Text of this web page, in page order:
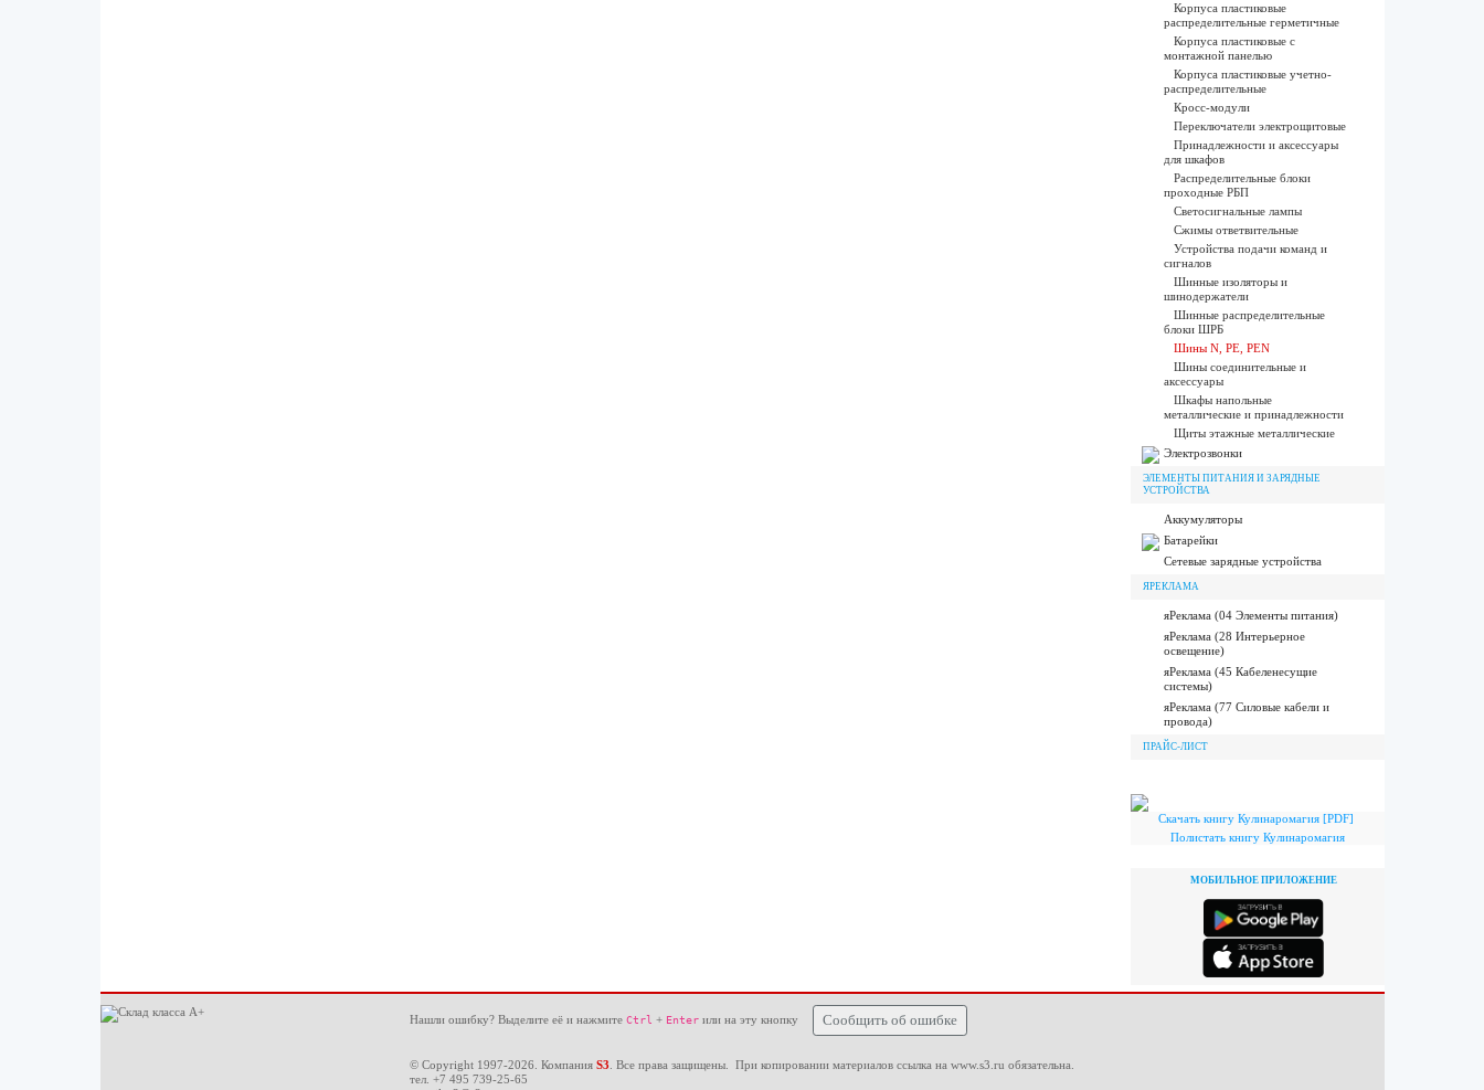
Корпуса пластиковые
распределительные герметичные
Корпуса пластиковые с
монтажной панелью
Корпуса пластиковые учетно-
распределительные
Кросс-модули
Переключатели электрощитовые
Принадлежности и аксессуары
для шкафов
Распределительные блоки
проходные РБП
Светосигнальные лампы
Сжимы ответвительные
Устройства подачи команд и
сигналов
Шинные изоляторы и
шинодержатели
Шинные распределительные
блоки ШРБ
Шины N, PE, PEN
Шины соединительные и
аксессуары
Шкафы напольные
металлические и принадлежности
Щиты этажные металлические
Электрозвонки
ЭЛЕМЕНТЫ ПИТАНИЯ И ЗАРЯДНЫЕ
УСТРОЙСТВА
Аккумуляторы
Батарейки
Сетевые зарядные устройства
ЯРЕКЛАМА
яРеклама (04 Элементы питания)
яРеклама (28 Интерьерное
освещение)
яРеклама (45 Кабеленесущие
системы)
яРеклама (77 Силовые кабели и
провода)
ПРАЙС-ЛИСТ
Скачать книгу Кулинаромагия [PDF]
Полистать книгу Кулинаромагия
МОБИЛЬНОЕ ПРИЛОЖЕНИЕ
Нашли ошибку? Выделите её и нажмите Ctrl + Enterили на эту кнопку Сообщить об ошибке
© Copyright 1997-2026. Компания S3 . Все права защищены. При копировании материалов ссылка на www.s3.ru обязательна.
тел. +7 495 739-25-65